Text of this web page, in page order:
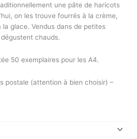
une pâte de haricots
on les trouve fourrés à la crème,
glace. Vendus dans de petites
chauds.
50 exemplaires pour les A4.
postale (attention à bien choisir) –